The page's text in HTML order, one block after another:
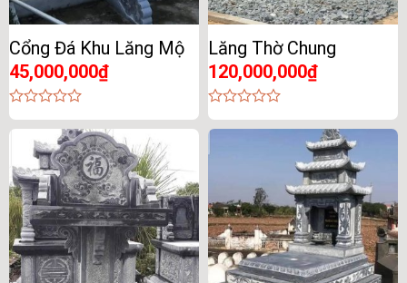
Cổng Đá Khu Lăng Mộ
45,000,000₫
0
out
Lăng Thờ Chung
120,000,000₫
0
out